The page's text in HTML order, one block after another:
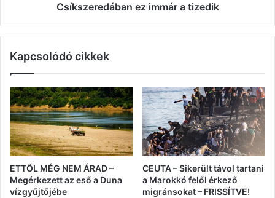
Csíkszeredában ez immár a tizedik
Kapcsolódó cikkek
ETTŐL MÉG NEM ÁRAD –
Megérkezett az eső a Duna
vízgyűjtőjébe
CEUTA – Sikerült távol tartani
a Marokkó felől érkező
migránsokat – FRISSÍTVE!